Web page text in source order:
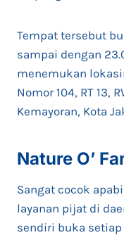
Tempat tersebut
sampai dengan
menemukan
Nomor 104, RT 13,
Kemayoran, Kota
Nature O’
Sangat cocok
layanan pijat di
sendiri buka